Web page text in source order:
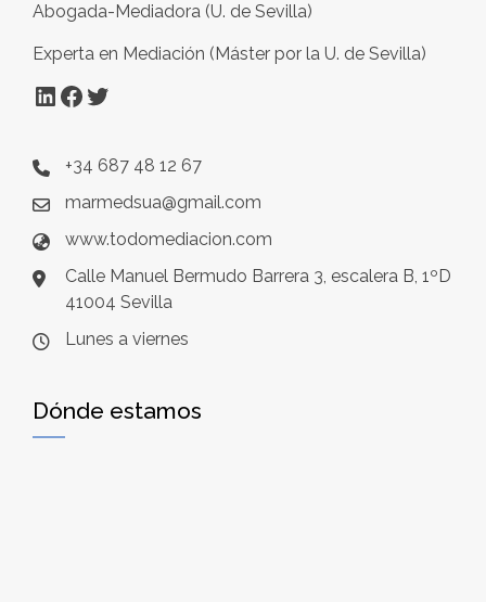
Abogada-Mediadora (U. de Sevilla)
Experta en Mediación (Máster por la U. de Sevilla)
LinkedIn
Facebook
Twitter
+34 687 48 12 67
marmedsua@gmail.com
www.todomediacion.com
Calle Manuel Bermudo Barrera 3, escalera B, 1ºD
41004 Sevilla
Lunes a viernes
Dónde estamos